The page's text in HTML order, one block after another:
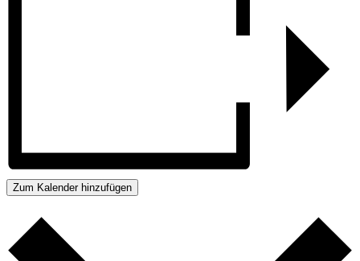
Zum Kalender hinzufügen